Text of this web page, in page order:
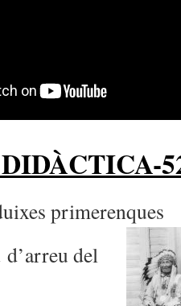
primerenques
del